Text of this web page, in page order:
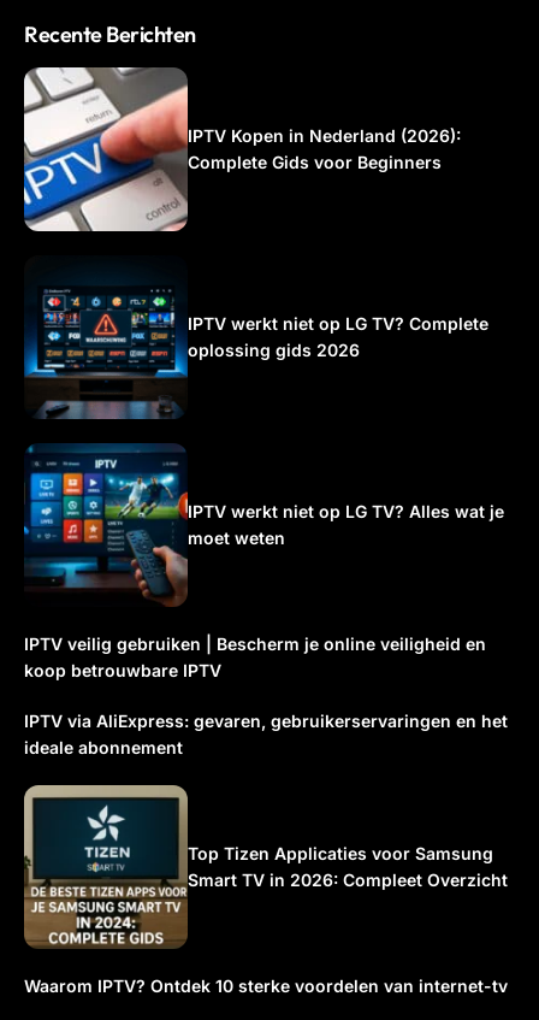
Recente Berichten
IPTV Kopen in Nederland (2026):
Complete Gids voor Beginners
IPTV werkt niet op LG TV? Complete
oplossing gids 2026
IPTV werkt niet op LG TV? Alles wat je
moet weten
IPTV veilig gebruiken | Bescherm je online veiligheid en
koop betrouwbare IPTV
IPTV via AliExpress: gevaren, gebruikerservaringen en het
ideale abonnement
Top Tizen Applicaties voor Samsung
Smart TV in 2026: Compleet Overzicht
Waarom IPTV? Ontdek 10 sterke voordelen van internet-tv